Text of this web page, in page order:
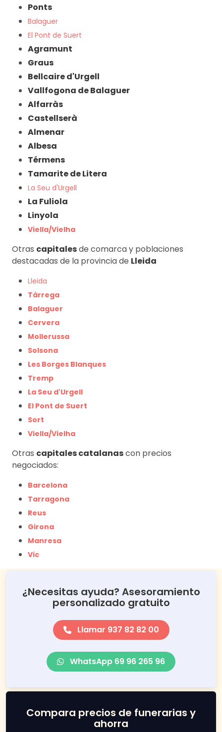
Ponts
Balaguer
El Pont de Suert
Agramunt
Graus
Bellcaire d'Urgell
Vallfogona de Balaguer
Alfarràs
Castellserà
Almenar
Albesa
Térmens
Tamarite de Litera
La Seu d'Urgell
La Fuliola
Linyola
Viella/Vielha
Otras capitalesde comarca y poblaciones
destacadas de la provincia de Lleida
Lleida
Tàrrega
Balaguer
Cervera
Mollerussa
Solsona
Les Borges Blanques
Tremp
La Seu d'Urgell
El Pont de Suert
Sort
Viella/Vielha
Otras capitales catalanascon precios
negociados:
Barcelona
Tarragona
Reus
Girona
Manresa
Vic
¿Necesitas ayuda? Asesoramiento
personalizado gratuito
Llamar 937 82 82 00
WhatsApp 69 96 265 96
Compara precios de funerarias y
ahorra